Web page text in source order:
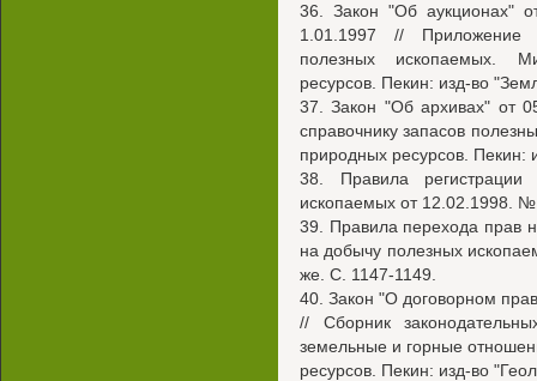
36. Закон "Об аукционах"
1.01.1997 // Приложение
полезных ископаемых.
ресурсов. Пекин: изд-во
37. Закон "Об архивах" от
справочнику запасов
природных ресурсов. Пекин:
38. Правила
ископаемых от 12.02.1998.
39. Правила перехода прав
на добычу полезных
же. С. 1147-1149.
40. Закон "О договорном
// Сборник
земельные и горные
ресурсов. Пекин: изд-во